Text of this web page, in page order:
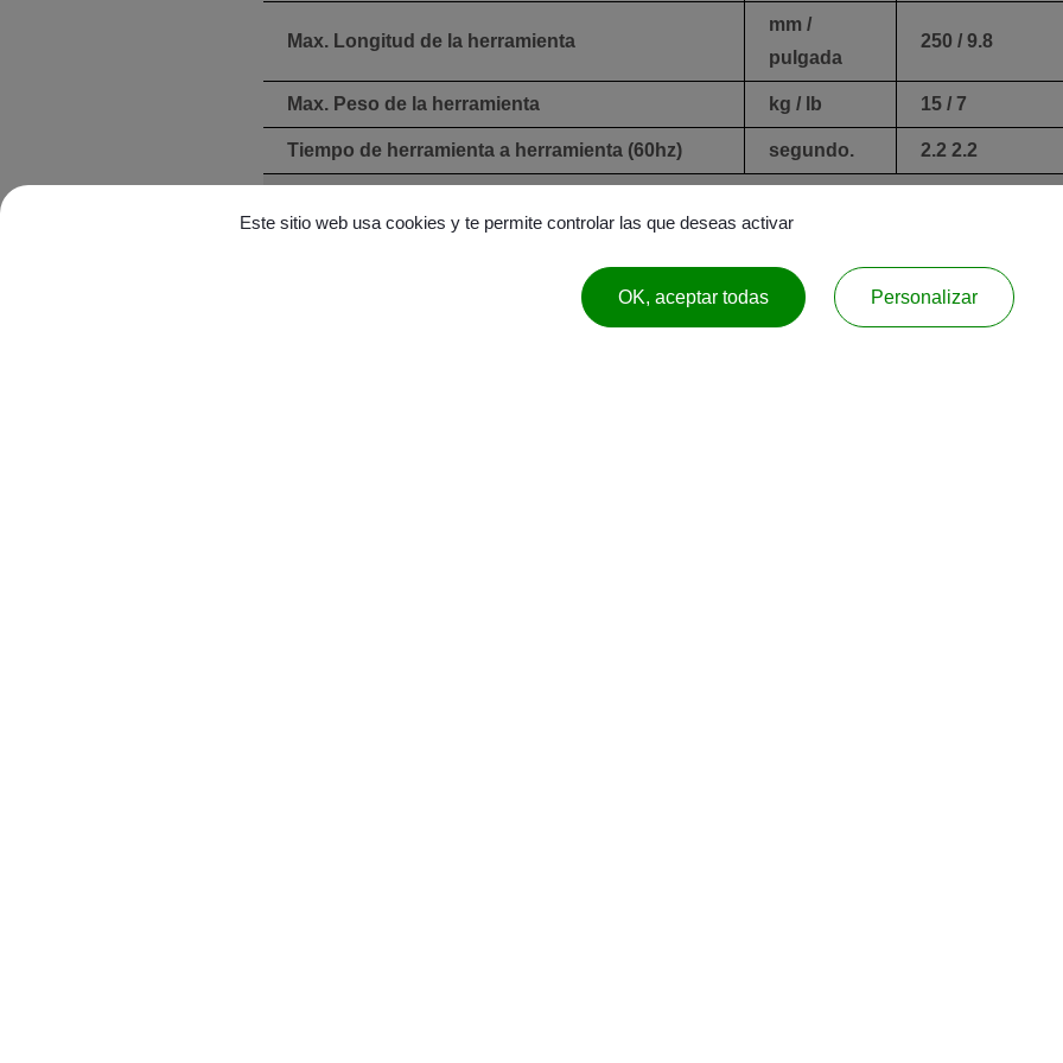
Max. Longitud de la herramienta
mm /
pulgada
250 / 9.8
Max. Peso de la herramienta kg / lb 15 / 7
Tiempo de herramienta a herramienta (60hz) segundo. 2.2 2.2
-
Cajón
Este sitio web usa cookies y te permite controlar las que deseas activar
OK, aceptar todas Personalizar